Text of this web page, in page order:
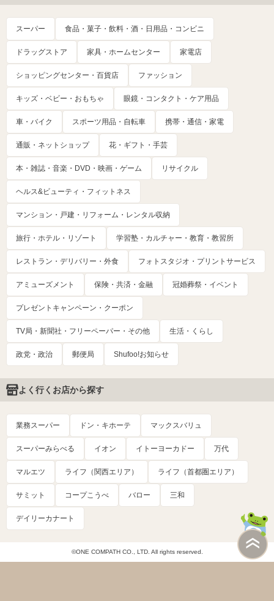
スーパー 食品・菓子・飲料・酒・日用品・コンビニ
ドラッグストア 家具・ホームセンター 家電店
ショッピングセンター・百貨店 ファッション
キッズ・ベビー・おもちゃ 眼鏡・コンタクト・ケア用品
車・バイク スポーツ用品・自転車 携帯・通信・家電
通販・ネットショップ 花・ギフト・手芸
本・雑誌・音楽・DVD・映画・ゲーム リサイクル
ヘルス&ビューティ・フィットネス
マンション・戸建・リフォーム・レンタル収納
旅行・ホテル・リゾート 学習塾・カルチャー・教育・教習所
レストラン・デリバリー・外食 フォトスタジオ・プリントサービス
アミューズメント 保険・共済・金融 冠婚葬祭・イベント
プレゼントキャンペーン・クーポン
TV局・新聞社・フリーペーパー・その他 生活・くらし
政党・政治 郵便局 Shufoo!お知らせ
よく行くお店から探す
業務スーパー ドン・キホーテ マックスバリュ
スーパーみらべる イオン イトーヨーカドー 万代
マルエツ ライフ（関西エリア） ライフ（首都圏エリア）
サミット コープこうべ バロー 三和
デイリーカナート
©ONE COMPATH CO., LTD. All rights reserved.